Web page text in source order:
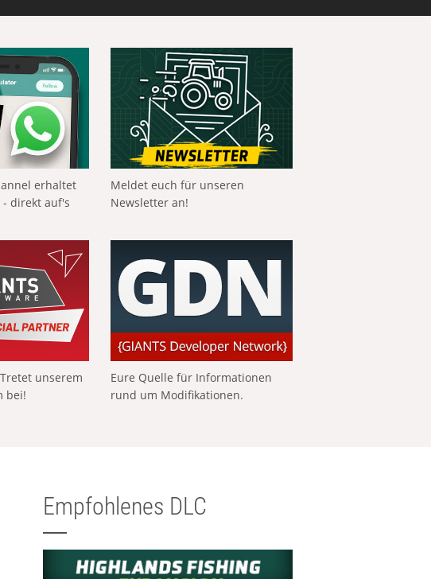
erhaltet
direkt auf's
Meldet euch für unseren
Newsletter an!
unserem
bei!
Eure Quelle für Informationen
rund um Modifikationen.
Empfohlenes DLC